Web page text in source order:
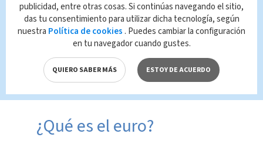
Un asteroide de
gran tamaño pasará
cerca de la Tierra el
sábado
Tendencia
Multimedios
¿Qué es el euro?
publicidad, entre otras cosas. Si continúas navegando el sitio,
das tu consentimiento para utilizar dicha tecnología, según
nuestra Política de cookies . Puedes cambiar la configuración
en tu navegador cuando gustes.
QUIERO SABER MÁS ESTOY DE ACUERDO